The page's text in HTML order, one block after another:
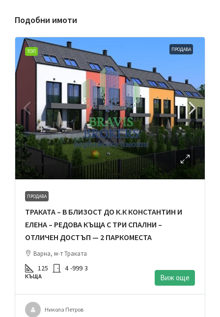
Подобни имоти
ТОП ПРОДАВА
€230,000
ПРОДАВА
ТРАКАТА – В БЛИЗОСТ ДО К.К КОНСТАНТИН И
ЕЛЕНА – РЕДОВА КЪЩА С ТРИ СПАЛНИ –
ОТЛИЧЕН ДОСТЪП — 2 ПАРКОМЕСТА
Варна, м-т Траката
125 4 -999 3
КЪЩА Виж още
Никола Петров